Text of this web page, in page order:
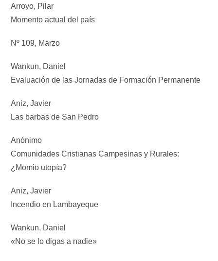
Arroyo, Pilar
Momento actual del país
Nº 109, Marzo
Wankun, Daniel
Evaluación de las Jornadas de Formación Permanente
Aniz, Javier
Las barbas de San Pedro
Anónimo
Comunidades Cristianas Campesinas y Rurales:
¿Momio utopía?
Aniz, Javier
Incendio en Lambayeque
Wankun, Daniel
«No se lo digas a nadie»